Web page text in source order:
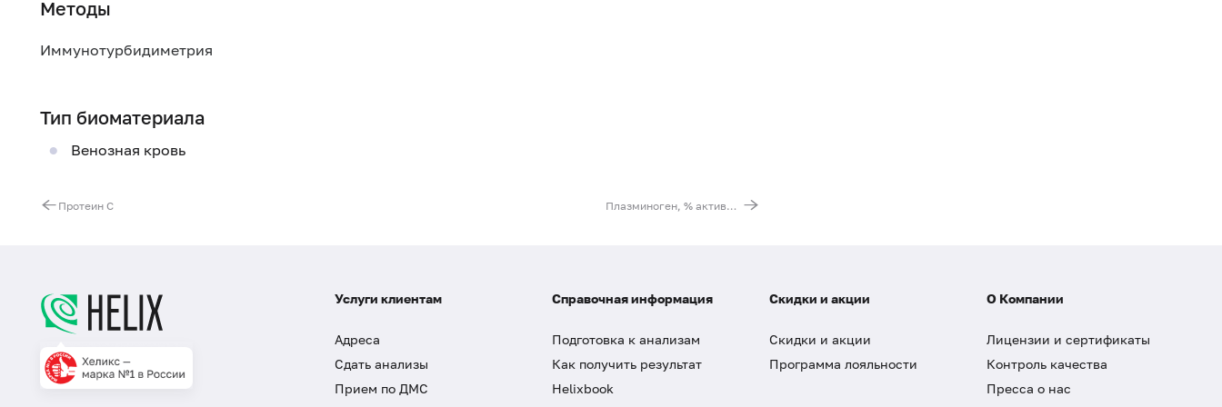
Методы
Иммунотурбидиметрия
Тип биоматериала
Венозная кровь
Протеин C Плазминоген, % активности
Услуги клиентам
Адреса
Сдать анализы
Прием по ДМС
Справочная информация
Подготовка к анализам
Как получить результат
Helixbook
Скидки и акции
Скидки и акции
Программа лояльности
О Компании
Лицензии и сертификаты
Контроль качества
Пресса о нас